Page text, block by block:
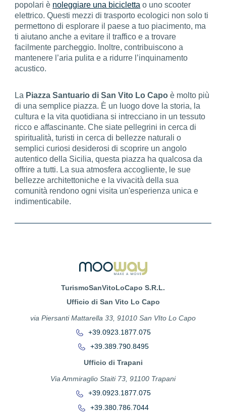
popolari è noleggiare una bicicletta o uno scooter
elettrico. Questi mezzi di trasporto ecologici non solo ti
permettono di esplorare il paese a tuo piacimento, ma
ti aiutano anche a evitare il traffico e a trovare
facilmente parcheggio. Inoltre, contribuiscono a
mantenere l’aria pulita e a ridurre l’inquinamento
acustico.
La Piazza Santuario di San Vito Lo Capo è molto più
di una semplice piazza. È un luogo dove la storia, la
cultura e la vita quotidiana si intrecciano in un tessuto
ricco e affascinante. Che siate pellegrini in cerca di
spiritualità, turisti in cerca di bellezze naturali o
semplici curiosi desiderosi di scoprire un angolo
autentico della Sicilia, questa piazza ha qualcosa da
offrire a tutti. La sua atmosfera accogliente, le sue
bellezze architettoniche e la vivacità della sua
comunità rendono ogni visita un'esperienza unica e
indimenticabile.
TurismoSanVitoLoCapo S.R.L.
Ufficio di San Vito Lo Capo
via Piersanti Mattarella 33, 91010 San VIto Lo Capo
+39.0923.1877.075
+39.389.790.8495
Ufficio di Trapani
Via Ammiraglio Staiti 73, 91100 Trapani
+39.0923.1877.075
+39.380.786.7044